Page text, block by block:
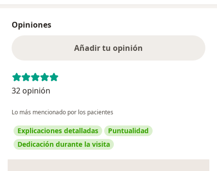
Opiniones
Añadir tu opinión
32 opinión
Lo más mencionado por los pacientes
Explicaciones detalladas
Puntualidad
Dedicación durante la visita